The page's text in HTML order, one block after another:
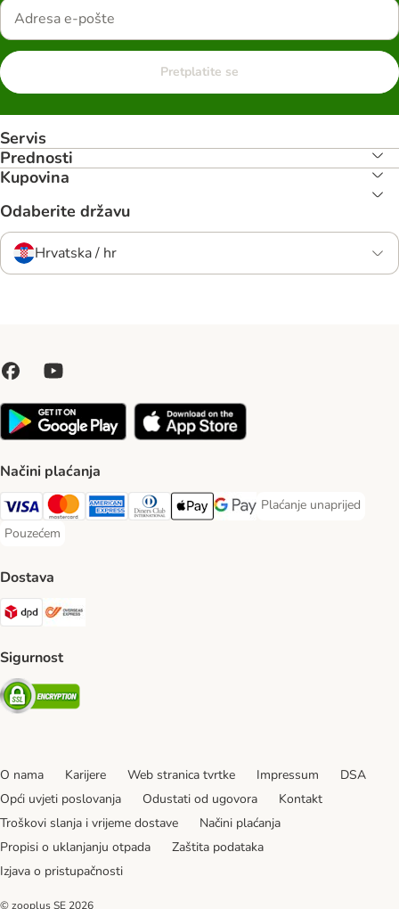
Pretplatite se
Servis
Prednosti
Kupovina
Odaberite državu
Hrvatska / hr
Načini plaćanja
Visa Payment Method
MasterCard Payment Method
American Express Payment Method
Diners Club Payment Method
Payment MethodGoogle pay Payment Method
Plaćanje unaprijed
Plaćanje unaprijed
Pouzećem
Pouzećem Payment Method
Dostava
DPD Shipping Method
Sigurnost
Security
O nama Karijere Web stranica tvrtke Impressum
DSA
Opći uvjeti poslovanja
Odustati od ugovora
Kontakt
Troškovi slanja i vrijeme dostave
Načini plaćanja
Propisi o uklanjanju otpada
Zaštita podataka
Izjava o pristupačnosti
© zooplus SE 2026